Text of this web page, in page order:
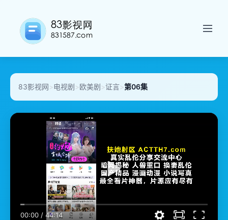
83影视网>电视剧>欧美剧>证言>第06集
00:00 / 44:14